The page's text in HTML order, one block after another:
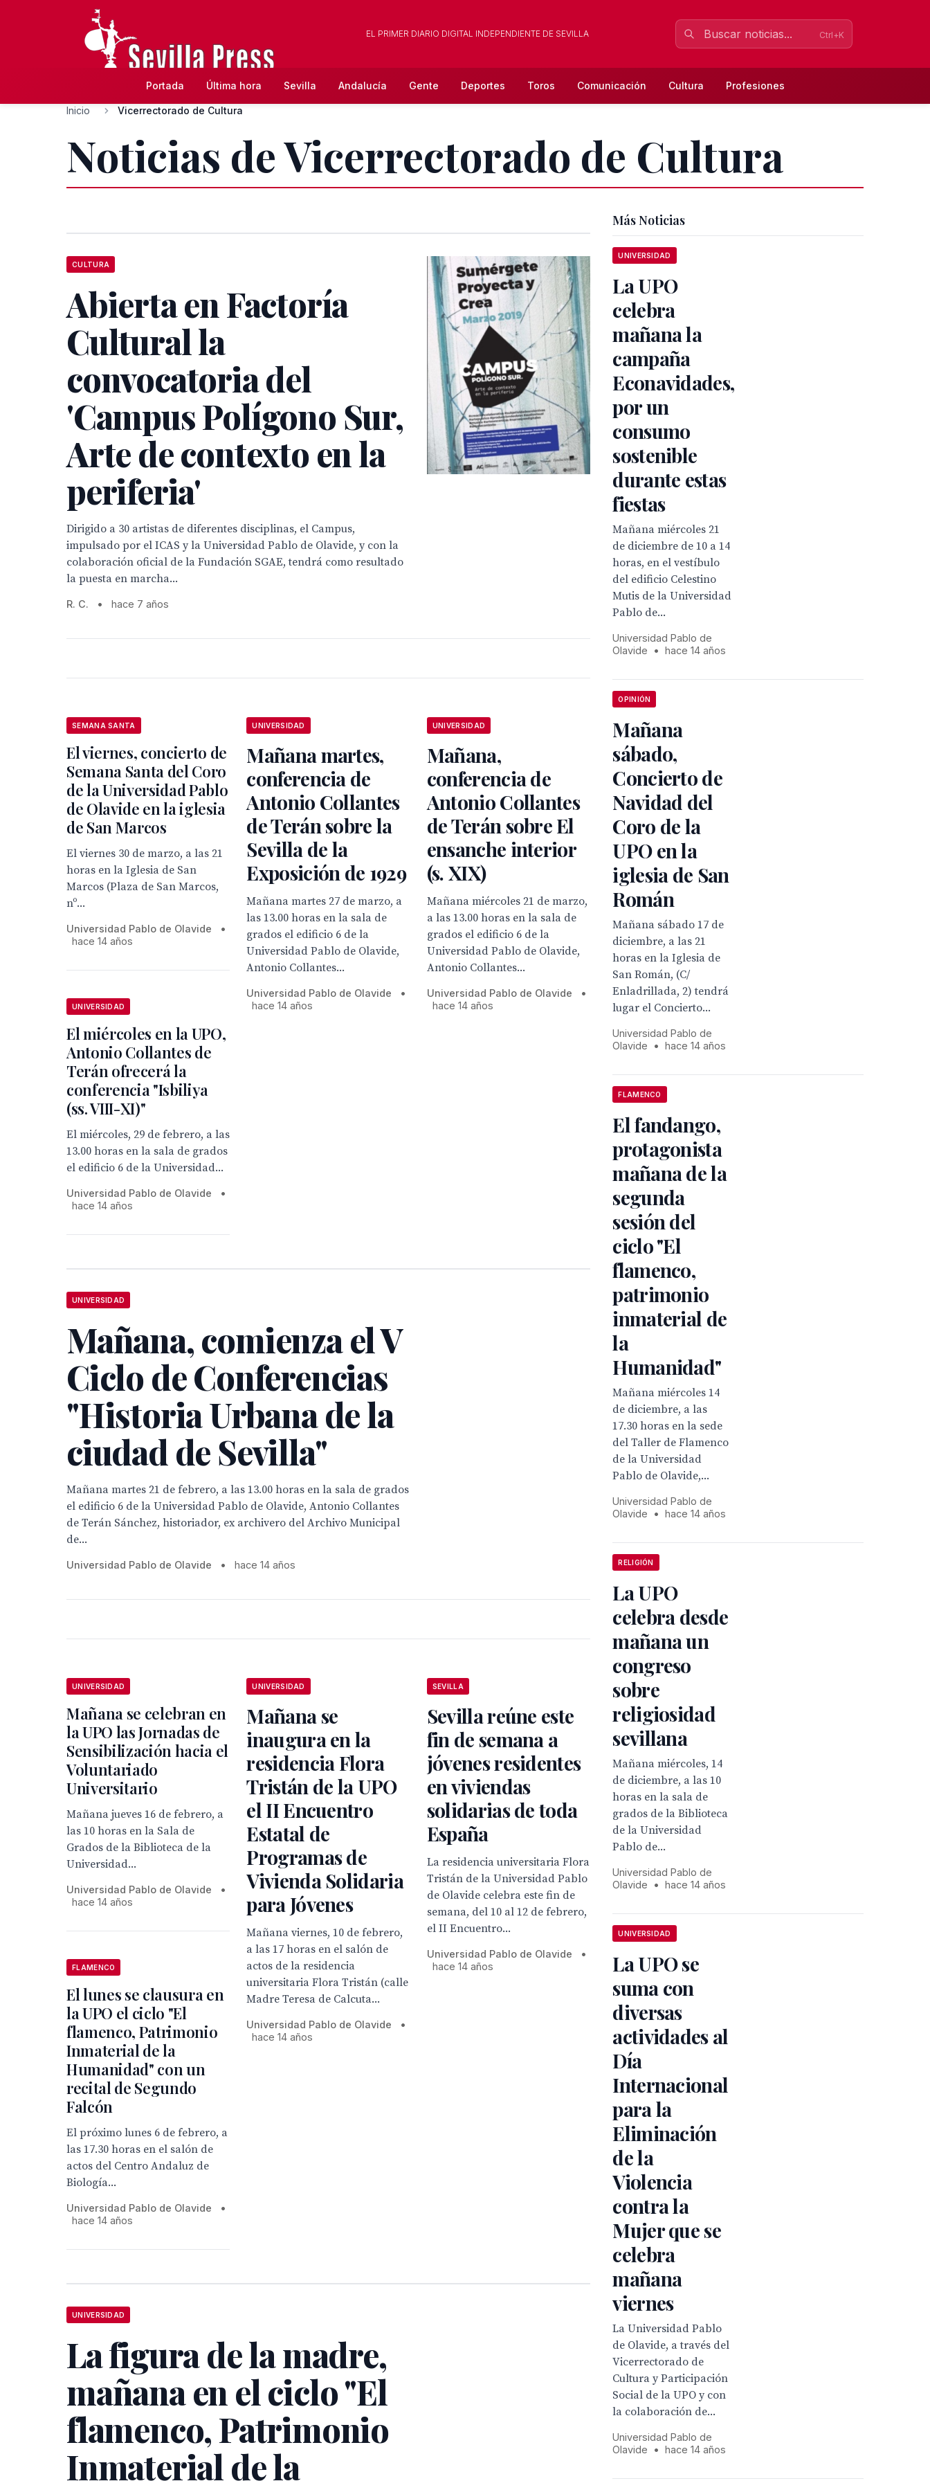
EL PRIMER DIARIO DIGITAL INDEPENDIENTE DE SEVILLA Ctrl+K
Portada Última hora Sevilla Andalucía Gente Deportes Toros Comunicación Cultura Profesiones
Inicio Vicerrectorado de Cultura
Noticias de Vicerrectorado de Cultura
CULTURA
Abierta en Factoría
Cultural la
convocatoria del
'Campus Polígono Sur,
Arte de contexto en la
periferia'
Dirigido a 30 artistas de diferentes disciplinas, el Campus,
impulsado por el ICAS y la Universidad Pablo de Olavide, y con la
colaboración oficial de la Fundación SGAE, tendrá como resultado
la puesta en marcha...
R. C. • hace 7 años
SEMANA SANTA
El viernes, concierto de
Semana Santa del Coro
de la Universidad Pablo
de Olavide en la iglesia
de San Marcos
El viernes 30 de marzo, a las 21
horas en la Iglesia de San
Marcos (Plaza de San Marcos,
nº...
Universidad Pablo de Olavide
•
hace 14 años
UNIVERSIDAD
Mañana martes,
conferencia de
Antonio Collantes
de Terán sobre la
Sevilla de la
Exposición de 1929
Mañana martes 27 de marzo, a
las 13.00 horas en la sala de
grados el edificio 6 de la
Universidad Pablo de Olavide,
Antonio Collantes...
Universidad Pablo de Olavide
•
hace 14 años
UNIVERSIDAD
Mañana,
conferencia de
Antonio Collantes
de Terán sobre El
ensanche interior
(s. XIX)
Mañana miércoles 21 de marzo,
a las 13.00 horas en la sala de
grados el edificio 6 de la
Universidad Pablo de Olavide,
Antonio Collantes...
Universidad Pablo de Olavide
•
hace 14 años
UNIVERSIDAD
El miércoles en la UPO,
Antonio Collantes de
Terán ofrecerá la
conferencia "Isbiliya
(ss. VIII-XI)"
El miércoles, 29 de febrero, a las
13.00 horas en la sala de grados
el edificio 6 de la Universidad...
Universidad Pablo de Olavide
•
hace 14 años
UNIVERSIDAD
Mañana, comienza el V
Ciclo de Conferencias
"Historia Urbana de la
ciudad de Sevilla"
Mañana martes 21 de febrero, a las 13.00 horas en la sala de grados
el edificio 6 de la Universidad Pablo de Olavide, Antonio Collantes
de Terán Sánchez, historiador, ex archivero del Archivo Municipal
de...
Universidad Pablo de Olavide • hace 14 años
UNIVERSIDAD
Mañana se celebran en
la UPO las Jornadas de
Sensibilización hacia el
Voluntariado
Universitario
Mañana jueves 16 de febrero, a
las 10 horas en la Sala de
Grados de la Biblioteca de la
Universidad...
Universidad Pablo de Olavide
•
hace 14 años
UNIVERSIDAD
Mañana se
inaugura en la
residencia Flora
Tristán de la UPO
el II Encuentro
Estatal de
Programas de
Vivienda Solidaria
para Jóvenes
Mañana viernes, 10 de febrero,
a las 17 horas en el salón de
actos de la residencia
universitaria Flora Tristán (calle
Madre Teresa de Calcuta...
Universidad Pablo de Olavide
•
hace 14 años
SEVILLA
Sevilla reúne este
fin de semana a
jóvenes residentes
en viviendas
solidarias de toda
España
La residencia universitaria Flora
Tristán de la Universidad Pablo
de Olavide celebra este fin de
semana, del 10 al 12 de febrero,
el II Encuentro...
Universidad Pablo de Olavide
•
hace 14 años
FLAMENCO
El lunes se clausura en
la UPO el ciclo "El
flamenco, Patrimonio
Inmaterial de la
Humanidad" con un
recital de Segundo
Falcón
El próximo lunes 6 de febrero, a
las 17.30 horas en el salón de
actos del Centro Andaluz de
Biología...
Universidad Pablo de Olavide
•
hace 14 años
UNIVERSIDAD
La figura de la madre,
mañana en el ciclo "El
flamenco, Patrimonio
Inmaterial de la
Más Noticias
UNIVERSIDAD
La UPO
celebra
mañana la
campaña
Econavidades,
por un
consumo
sostenible
durante estas
fiestas
Mañana miércoles 21
de diciembre de 10 a 14
horas, en el vestíbulo
del edificio Celestino
Mutis de la Universidad
Pablo de...
Universidad Pablo de
Olavide
• hace 14 años
OPINIÓN
Mañana
sábado,
Concierto de
Navidad del
Coro de la
UPO en la
iglesia de San
Román
Mañana sábado 17 de
diciembre, a las 21
horas en la Iglesia de
San Román, (C/
Enladrillada, 2) tendrá
lugar el Concierto...
Universidad Pablo de
Olavide
• hace 14 años
FLAMENCO
El fandango,
protagonista
mañana de la
segunda
sesión del
ciclo "El
flamenco,
patrimonio
inmaterial de
la
Humanidad"
Mañana miércoles 14
de diciembre, a las
17.30 horas en la sede
del Taller de Flamenco
de la Universidad
Pablo de Olavide,...
Universidad Pablo de
Olavide
• hace 14 años
RELIGIÓN
La UPO
celebra desde
mañana un
congreso
sobre
religiosidad
sevillana
Mañana miércoles, 14
de diciembre, a las 10
horas en la sala de
grados de la Biblioteca
de la Universidad
Pablo de...
Universidad Pablo de
Olavide
• hace 14 años
UNIVERSIDAD
La UPO se
suma con
diversas
actividades al
Día
Internacional
para la
Eliminación
de la
Violencia
contra la
Mujer que se
celebra
mañana
viernes
La Universidad Pablo
de Olavide, a través del
Vicerrectorado de
Cultura y Participación
Social de la UPO y con
la colaboración de...
Universidad Pablo de
Olavide
• hace 14 años